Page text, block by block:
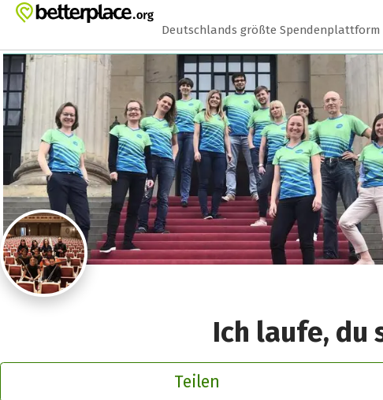
Zum Hauptinhalt springen
Erklärung zur Barrierefreiheit anzeigen
Deutschlands größte Spendenplattform
Ich laufe, du
Teilen